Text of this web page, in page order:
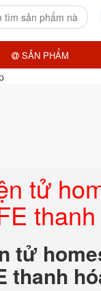
tử
tử
thanh
SẢN PHẨM